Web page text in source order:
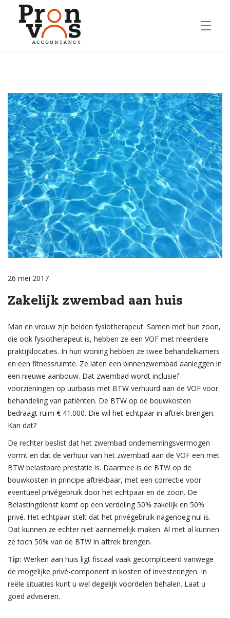
26 mei 2017
Zakelijk zwembad aan huis
Man en vrouw zijn beiden fysiotherapeut. Samen met hun zoon,
die ook fysiotherapeut is, hebben ze een VOF met meerdere
praktijklocaties. In hun woning hebben ze twee behandelkamers
en een fitnessruimte. Ze laten een binnenzwembad aanleggen in
een nieuwe aanbouw. Dat zwembad wordt inclusief
voorzieningen op uurbasis met BTW verhuurd aan de VOF voor
behandeling van patiënten. De BTW op de bouwkosten
bedraagt ruim € 41.000. Die wil het echtpaar in aftrek brengen.
Kan dat?
De rechter beslist dat het zwembad ondernemingsvermogen
vormt en dat de verhuur van het zwembad aan de VOF een met
BTW belastbare prestatie is. Daarmee is de BTW op de
bouwkosten in principe aftrekbaar, met een correctie voor
eventueel privégebruik door het echtpaar en de zoon. De
Belastingdienst komt op een verdeling 50% zakelijk en 50%
privé. Het echtpaar stelt dat het privégebruik nagenoeg nul is.
Dat kunnen ze echter niet aannemelijk maken. Al met al kunnen
ze toch 50% van de BTW in aftrek brengen.
Tip: Werken aan huis ligt fiscaal vaak gecompliceerd vanwege
de mogelijke privé-component in kosten of investeringen. In
reële situaties kunt u wel degelijk voordelen behalen. Laat u
goed adviseren.